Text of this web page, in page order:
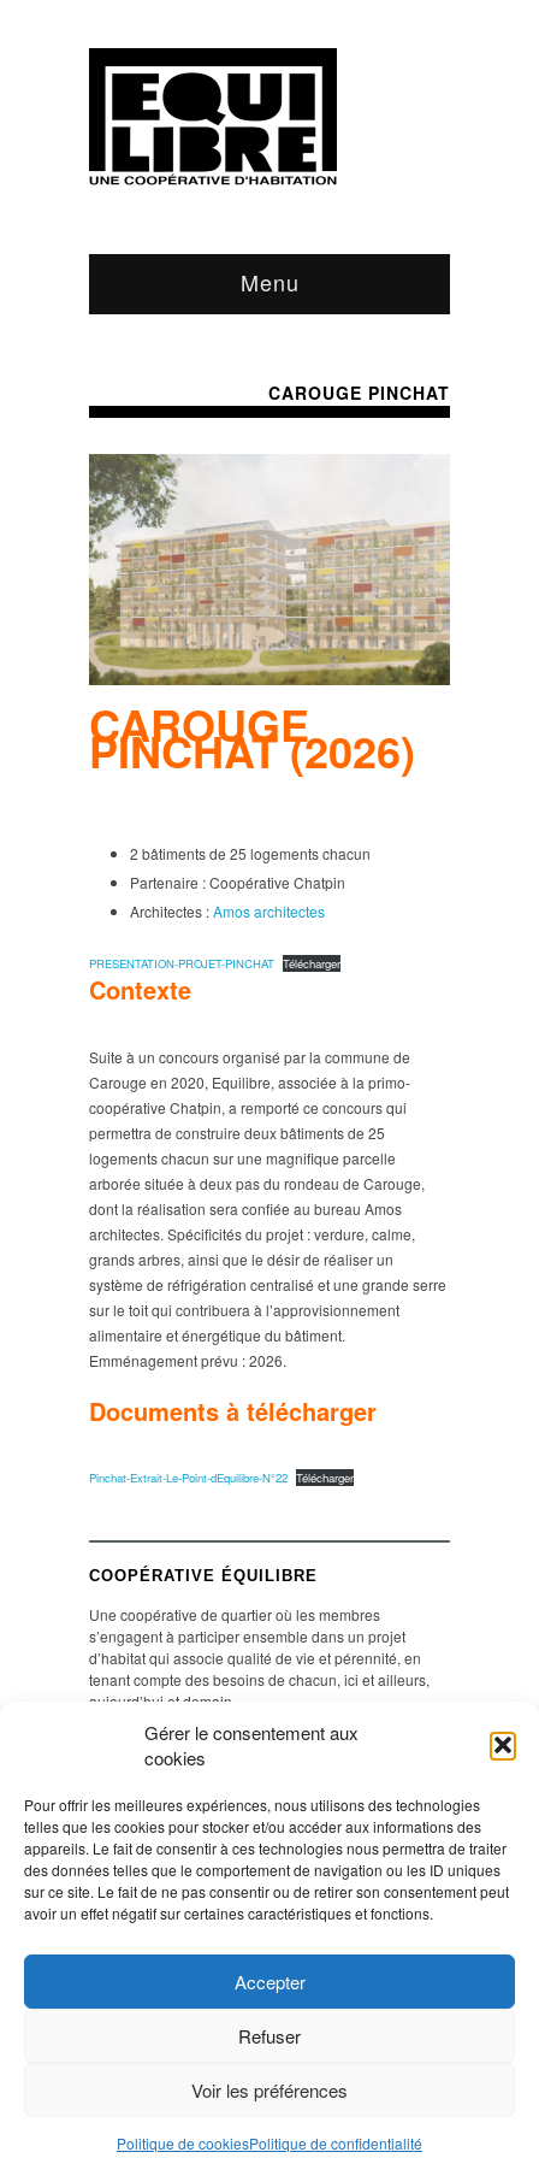
Gérer le consentement aux
cookies
Pour offrir les meilleures expériences, nous utilisons des technologies
telles que les cookies pour stocker et/ou accéder aux informations des
appareils. Le fait de consentir à ces technologies nous permettra de traiter
des données telles que le comportement de navigation ou les ID uniques
sur ce site. Le fait de ne pas consentir ou de retirer son consentement peut
avoir un effet négatif sur certaines caractéristiques et fonctions.
Accepter
Refuser
Voir les préférences
Politique de cookiesPolitique de confidentialité
Menu
CAROUGE PINCHAT
CAROUGE
PINCHAT (2026)
2 bâtiments de 25 logements chacun
Partenaire : Coopérative Chatpin
Architectes :Amos architectes
PRESENTATION-PROJET-PINCHAT Télécharger
Contexte
Suite à un concours organisé par la commune de
Carouge en 2020, Equilibre, associée à la primo-
coopérative Chatpin, a remporté ce concours qui
permettra de construire deux bâtiments de 25
logements chacun sur une magnifique parcelle
arborée située à deux pas du rondeau de Carouge,
dont la réalisation sera confiée au bureau Amos
architectes. Spécificités du projet : verdure, calme,
grands arbres, ainsi que le désir de réaliser un
système de réfrigération centralisé et une grande serre
sur le toit qui contribuera à l’approvisionnement
alimentaire et énergétique du bâtiment.
Emménagement prévu : 2026.
Documents à télécharger
Pinchat-Extrait-Le-Point-dEquilibre-N°22 Télécharger
COOPÉRATIVE ÉQUILIBRE
Une coopérative de quartier où les membres
s’engagent à participer ensemble dans un projet
d’habitat qui associe qualité de vie et pérennité, en
tenant compte des besoins de chacun, ici et ailleurs,
aujourd’hui et demain.
Si vous êtes intéressé à visiter les immeubles de la
coopérative Equilibre, vous avez la possibilité de vous
inscrire pour une des prochaines dates de visite.En
savoir plus >
Coopérative Equilibre